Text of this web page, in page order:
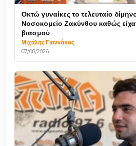
Οκτώ γυναίκες το τελευταίο
Νοσοκομείο Ζακύνθου καθώς
βιασμού
Μιχάλης Γιαννάκος
07/08/2026